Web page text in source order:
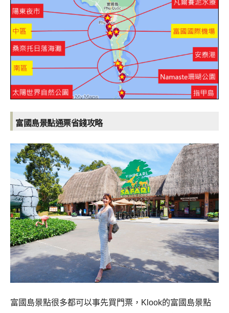
富國島景點通票省錢攻略
富國島景點很多都可以事先買門票，Klook的富國島景點